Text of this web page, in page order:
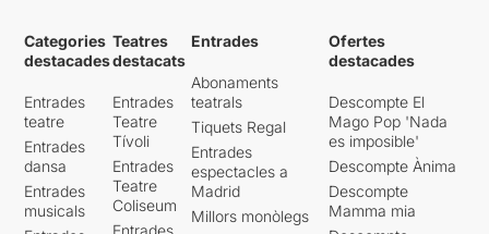
Categories
destacades
Entrades
teatre
Entrades
dansa
Entrades
musicals
Teatres
destacats
Entrades
Teatre
Tívoli
Entrades
Teatre
Coliseum
Entrades
Entrades
Abonaments
teatrals
Tiquets Regal
Entrades
espectacles a
Madrid
Millors monòlegs
Ofertes
destacades
Descompte El
Mago Pop 'Nada
es imposible'
Descompte Ànima
Descompte
Mamma mia